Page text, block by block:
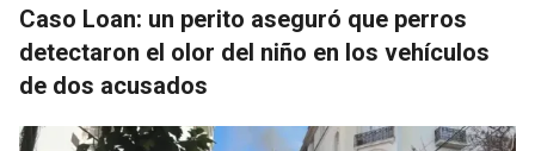
Caso Loan: un perito aseguró que perros
detectaron el olor del niño en los vehículos
de dos acusados